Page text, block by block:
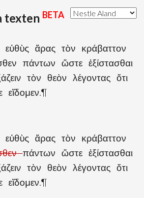
texten BETA
εὐθὺς ἄρας τὸν κράβαττον
πάντων ὥστε ἐξίστασθαι
τὸν θεὸν λέγοντας ὅτι
εἴδομεν.¶
εὐθὺς ἄρας τὸν κράβαττον
πάντων ὥστε ἐξίστασθαι
τὸν θεὸν λέγοντας ὅτι
εἴδομεν.¶